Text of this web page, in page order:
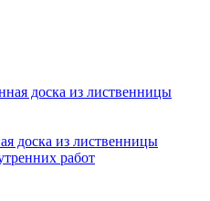
доска из лиственницы
доска из лиственницы
работ